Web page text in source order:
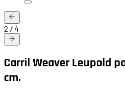
2 / 4
Carril Weaver Leupold
cm.